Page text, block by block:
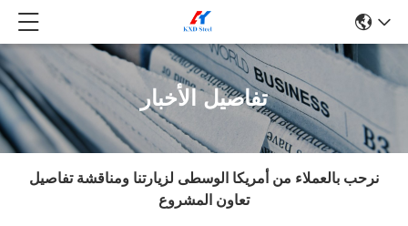
تفاصيل الأخبار
نرحب بالعملاء من أمريكا الوسطى لزيارتنا ومناقشة تفاصيل
تعاون المشروع